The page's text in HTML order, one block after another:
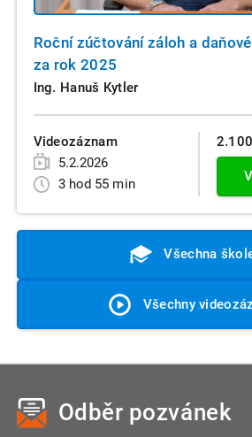
Roční zúčtování záloh a
za rok 2025
Ing. Hanuš Kytler
Videozáznam
5.2.2026
3 hod 55 min
Všechna
Všechny
Odběr pozvánek